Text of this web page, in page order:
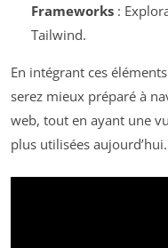
Frameworks:
Tailwind.
En intégrant ces
serez mieux préparé à
web, tout en ayant une
plus utilisées aujourd’hui.